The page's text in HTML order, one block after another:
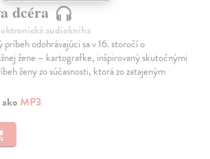
dcéra
audiokniha
odohrávajúci sa v 16. storočí o
žene – kartografke, inšpirovaný skutočnými
ženy zo súčasnosti, ktorá zo zatajeným
MP3